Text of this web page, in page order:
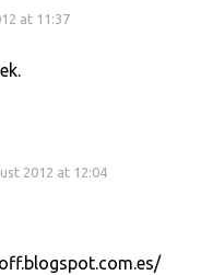
at 11:37
2012 at 12:04